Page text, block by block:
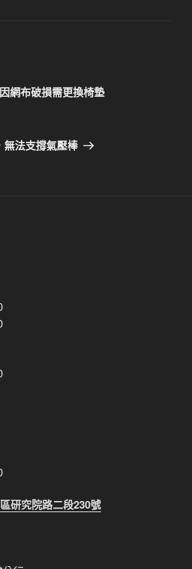
網布破損需更換椅墊
無法支撐氣壓棒
研究院路二段230號